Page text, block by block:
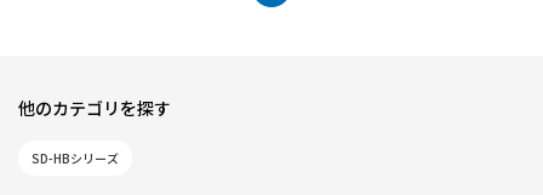
他のカテゴリを探す
SD-HBシリーズ